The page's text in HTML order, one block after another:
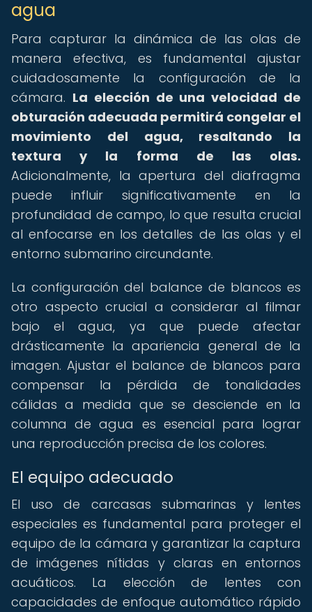
agua
Para capturar la dinámica de las olas de
manera efectiva, es fundamental ajustar
cuidadosamente la configuración de la
cámara. La elección de una velocidad de
obturación adecuada permitirá congelar el
movimiento del agua, resaltando la
textura y la forma de las olas.
Adicionalmente, la apertura del diafragma
puede influir significativamente en la
profundidad de campo, lo que resulta crucial
al enfocarse en los detalles de las olas y el
entorno submarino circundante.
La configuración del balance de blancos es
otro aspecto crucial a considerar al filmar
bajo el agua, ya que puede afectar
drásticamente la apariencia general de la
imagen. Ajustar el balance de blancos para
compensar la pérdida de tonalidades
cálidas a medida que se desciende en la
columna de agua es esencial para lograr
una reproducción precisa de los colores.
El equipo adecuado
El uso de carcasas submarinas y lentes
especiales es fundamental para proteger el
equipo de la cámara y garantizar la captura
de imágenes nítidas y claras en entornos
acuáticos. La elección de lentes con
capacidades de enfoque automático rápido